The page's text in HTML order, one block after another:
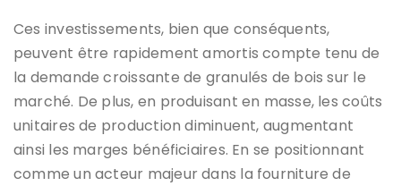
Ces investissements, bien que conséquents,
peuvent être rapidement amortis compte tenu de
la demande croissante de granulés de bois sur le
marché. De plus, en produisant en masse, les coûts
unitaires de production diminuent, augmentant
ainsi les marges bénéficiaires. En se positionnant
comme un acteur majeur dans la fourniture de